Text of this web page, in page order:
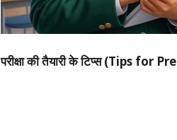
परीक्षा की तैयारी के टिप्स (Tips for